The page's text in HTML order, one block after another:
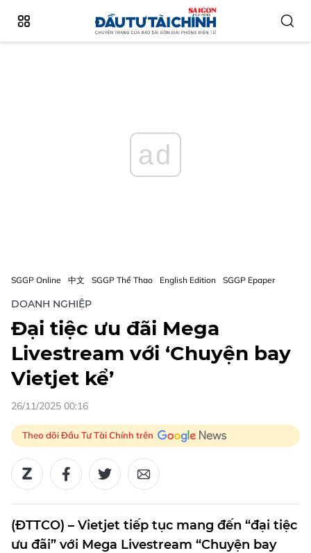
ad
SGGP Online 中文 SGGP Thể Thao English Edition SGGP Epaper
DOANH NGHIỆP
Đại tiệc ưu đãi Mega
Livestream với ‘Chuyện bay
Vietjet kể’
26/11/2025 00:16
Theo dõi Đầu Tư Tài Chính trên
(ĐTTCO) – Vietjet tiếp tục mang đến “đại tiệc
ưu đãi” với Mega Livestream “Chuyện bay